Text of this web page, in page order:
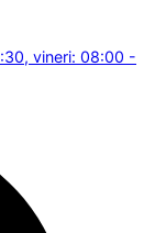
vineri: 08:00 -